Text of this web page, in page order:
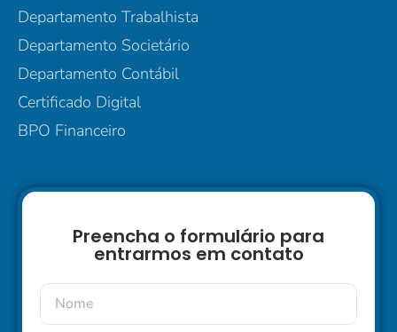
Departamento Trabalhista
Departamento Societário
Departamento Contábil
Certificado Digital
BPO Financeiro
Preencha o formulário para
entrarmos em contato